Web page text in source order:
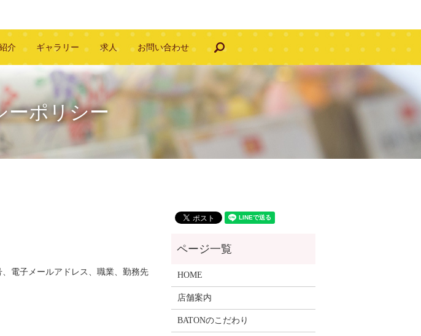
介 ギャラリー 求人 お問い合わせ search
ーポリシー
電子メールアドレス、職業、勤務先
HOME
店舗案内
BATONのこだわり